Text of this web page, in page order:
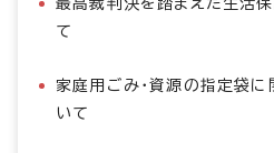
最高裁判決を踏まえた生活
て
家庭用ごみ・資源の指定袋
いて